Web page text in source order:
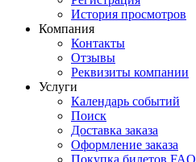
История просмотров
Компания
Контакты
Отзывы
Реквизиты компании
Услуги
Календарь событий
Поиск
Доставка заказа
Оформление заказа